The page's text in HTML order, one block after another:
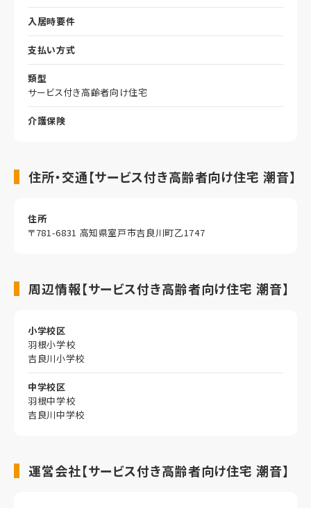
入居時要件
支払い方式
類型
サービス付き高齢者向け住宅
介護保険
住所・交通【サービス付き高齢者向け住宅 潮音】
住所
〒781-6831 高知県室戸市吉良川町乙1747
周辺情報【サービス付き高齢者向け住宅 潮音】
小学校区
羽根小学校
吉良川小学校
中学校区
羽根中学校
吉良川中学校
運営会社【サービス付き高齢者向け住宅 潮音】